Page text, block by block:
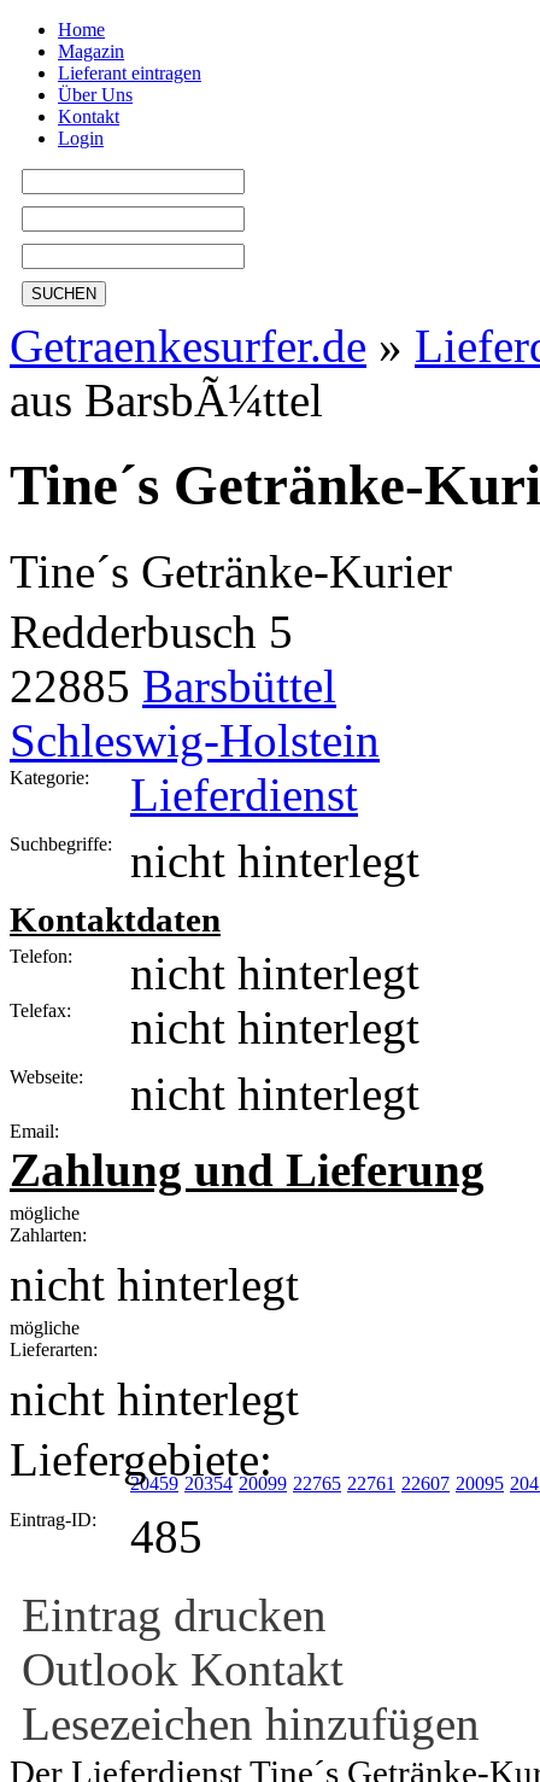
Home
Magazin
Lieferant eintragen
Über Uns
Kontakt
Login
SUCHEN
Getraenkesurfer.de »
aus BarsbÃ¼ttel
Tine´s Getränke-
Tine´s Getränke-Kurier
Redderbusch 5
22885 Barsbüttel
Schleswig-Holstein
Kategorie: Lieferdienst
Suchbegriffe: nicht hinterlegt
Kontaktdaten
Telefon: nicht hinterlegt
Telefax: nicht hinterlegt
Webseite: nicht hinterlegt
Email:
Zahlung und Lieferung
mögliche
Zahlarten:
nicht hinterlegt
mögliche
Lieferarten:
nicht hinterlegt
Liefergebiete:
20459 20354 20099 22765 22761 22607 20095
Eintrag-ID:
485
Eintrag drucken
Outlook Kontakt
Lesezeichen hinzufügen
Der Lieferdienst Tine´s Getränke-